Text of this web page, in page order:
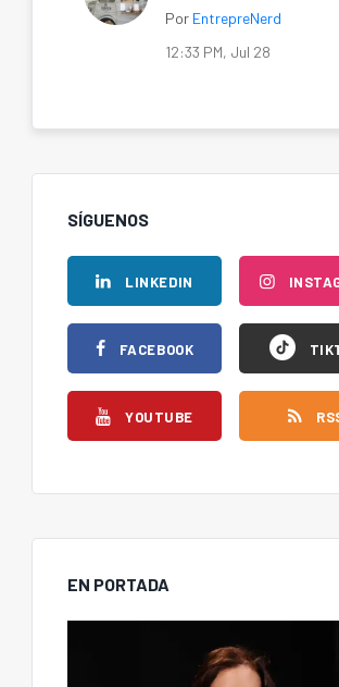
Por EntrepreNerd
12:33 PM, Jul 28
SÍGUENOS
LINKEDIN
FACEBOOK
YOUTUBE
EN PORTADA